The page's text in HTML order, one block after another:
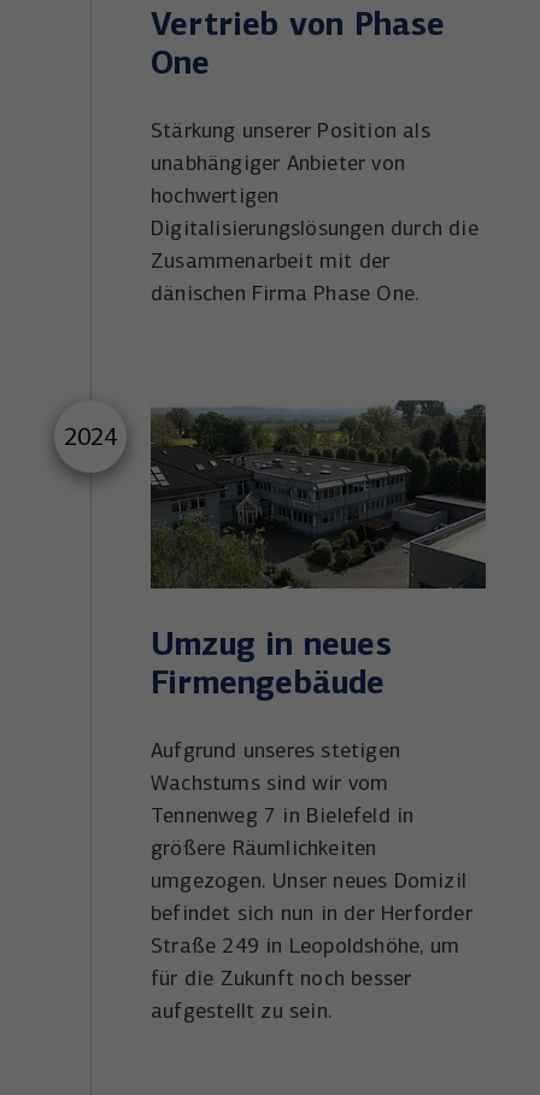
Vertrieb von Phase
One
Stärkung unserer Position als
unabhängiger Anbieter von
hochwertigen
Digitalisierungslösungen durch die
Zusammenarbeit mit der
dänischen Firma Phase One.
2024
Umzug in neues
Firmengebäude
Aufgrund unseres stetigen
Wachstums sind wir vom
Tennenweg 7 in Bielefeld in
größere Räumlichkeiten
umgezogen. Unser neues Domizil
befindet sich nun in der Herforder
Straße 249 in Leopoldshöhe, um
für die Zukunft noch besser
aufgestellt zu sein.